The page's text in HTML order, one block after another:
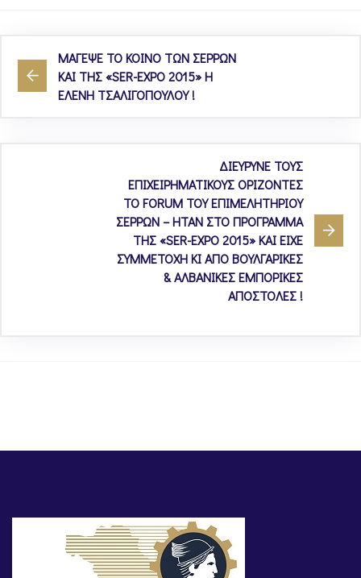
ΜΑΓΕΨΕ ΤΟ ΚΟΙΝΟ ΤΩΝ ΣΕΡΡΩΝ
ΚΑΙ ΤΗΣ «SER-EXPO 2015» Η
ΕΛΕΝΗ ΤΣΑΛΙΓΟΠΟΥΛΟΥ !
ΔΙΕΥΡΥΝΕ TOYΣ
ΕΠΙΧΕΙΡΗΜΑΤΙΚΟΥΣ ΟΡΙΖΟΝΤΕΣ
ΤΟ FORUM ΤΟΥ ΕΠΙΜΕΛΗΤΗΡΙΟΥ
ΣΕΡΡΩΝ – ΗΤΑΝ ΣΤΟ ΠΡΟΓΡΑΜΜΑ
ΤΗΣ «SER-EXPO 2015» ΚΑΙ ΕΙΧΕ
ΣΥΜΜΕΤΟΧΗ ΚΙ ΑΠΟ ΒΟΥΛΓΑΡΙΚΕΣ
& ΑΛΒΑΝΙΚΕΣ ΕΜΠΟΡΙΚΕΣ
ΑΠΟΣΤΟΛΕΣ !